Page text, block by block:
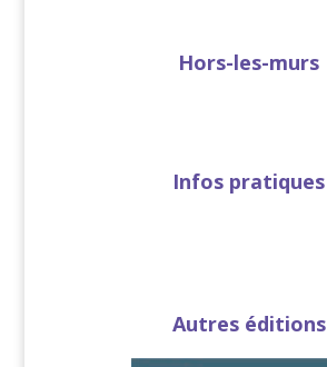
Hors-les-murs
Infos pratiques
Autres éditions